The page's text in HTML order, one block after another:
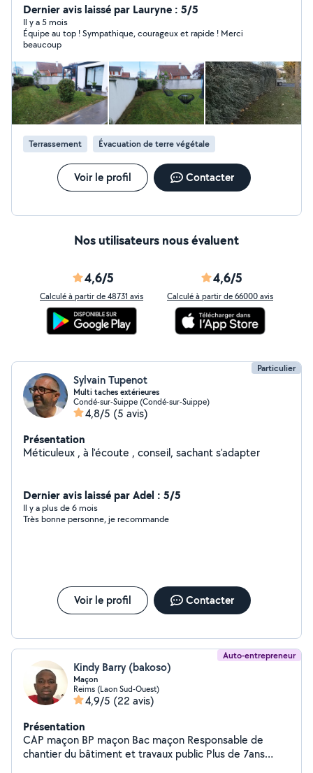
Dernier avis laissé par Lauryne : 5/5
Il y a 5 mois
Équipe au top ! Sympathique, courageux et rapide ! Merci
beaucoup
Terrassement Évacuation de terre végétale
Voir le profil Contacter
Nos utilisateurs nous évaluent
4,6/5
Calculé à partir de 48731 avis
4,6/5
Calculé à partir de 66000 avis
Particulier
Sylvain Tupenot
Multi taches extérieures
Condé-sur-Suippe (Condé-sur-Suippe)
4,8/5 (5 avis)
Présentation
Méticuleux , à l'écoute , conseil, sachant s'adapter
Dernier avis laissé par Adel : 5/5
Il y a plus de 6 mois
Très bonne personne, je recommande
Voir le profil Contacter
Auto-entrepreneur
Kindy Barry (bakoso)
Maçon
Reims (Laon Sud-Ouest)
4,9/5 (22 avis)
Présentation
CAP maçon BP maçon Bac maçon Responsable de
chantier du bâtiment et travaux public Plus de 7ans